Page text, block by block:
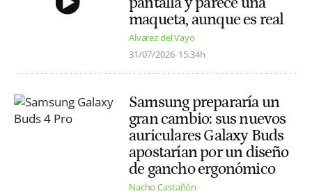
maqueta, aunque es real
Alvarez del Vayo
31/07/2026 15:34h
Samsung prepararía un
gran cambio: sus nuevos
auriculares Galaxy Buds
apostarían por un diseño
de gancho ergonómico
Nacho Castañón